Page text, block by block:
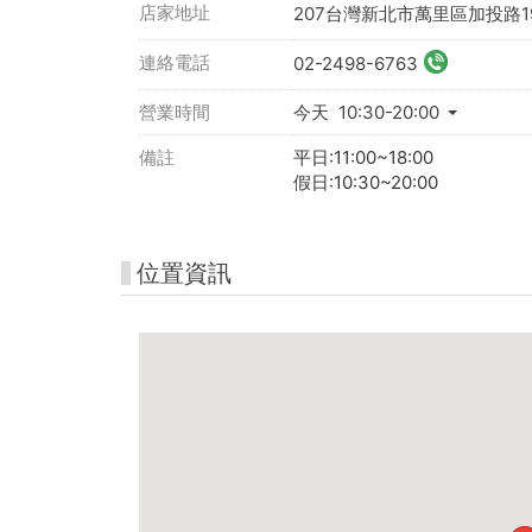
店家地址 207台灣新北市萬里區加投路
連絡電話 02-2498-6763
營業時間
今天 10:30-20:00
備註
平日:11:00~18:00
假日:10:30~20:00
位置資訊